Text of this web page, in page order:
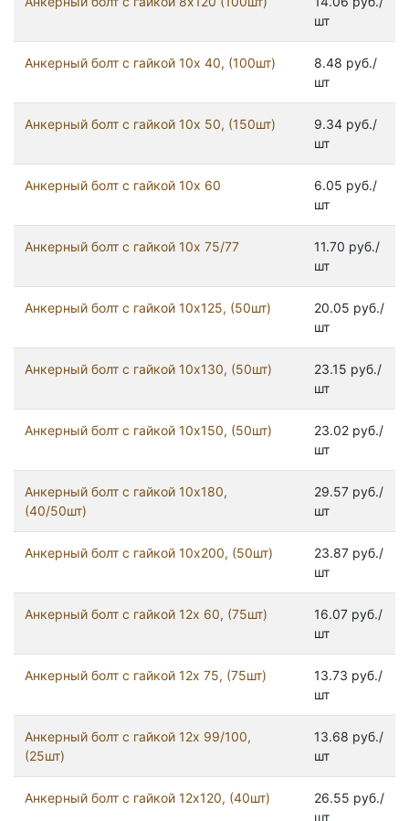
шт
Анкерный болт с гайкой 10x 40, (100шт)
8.48 руб./
шт
Анкерный болт с гайкой 10x 50, (150шт)
9.34 руб./
шт
Анкерный болт с гайкой 10x 60
6.05 руб./
шт
Анкерный болт с гайкой 10x 75/77
11.70 руб./
шт
Анкерный болт с гайкой 10x125, (50шт)
20.05 руб./
шт
Анкерный болт с гайкой 10x130, (50шт)
23.15 руб./
шт
Анкерный болт с гайкой 10x150, (50шт)
23.02 руб./
шт
Анкерный болт с гайкой 10x180,
(40/50шт)
29.57 руб./
шт
Анкерный болт с гайкой 10x200, (50шт)
23.87 руб./
шт
Анкерный болт с гайкой 12x 60, (75шт)
16.07 руб./
шт
Анкерный болт с гайкой 12x 75, (75шт)
13.73 руб./
шт
Анкерный болт с гайкой 12x 99/100,
(25шт)
13.68 руб./
шт
Анкерный болт с гайкой 12x120, (40шт)
26.55 руб./
шт